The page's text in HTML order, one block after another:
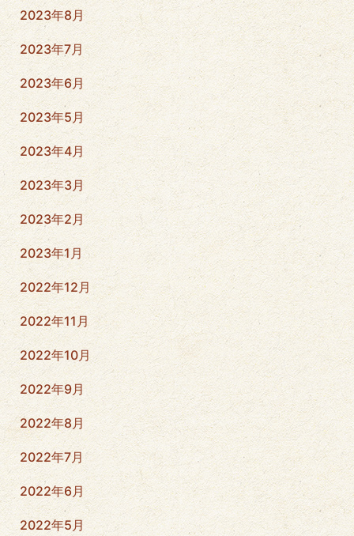
2023年8月
2023年7月
2023年6月
2023年5月
2023年4月
2023年3月
2023年2月
2023年1月
2022年12月
2022年11月
2022年10月
2022年9月
2022年8月
2022年7月
2022年6月
2022年5月